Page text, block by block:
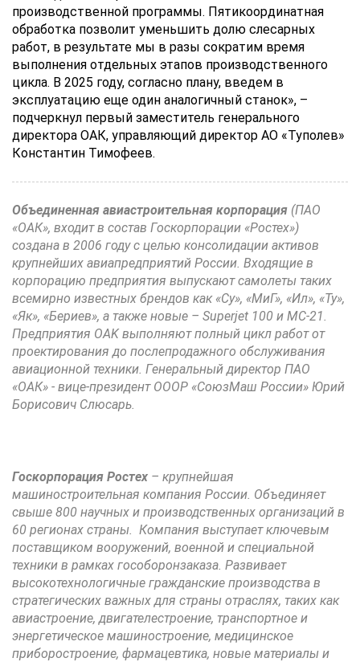
производственной программы. Пятикоординатная
обработка позволит уменьшить долю слесарных
работ, в результате мы в разы сократим время
выполнения отдельных этапов производственного
цикла. В 2025 году, согласно плану, введем в
эксплуатацию еще один аналогичный станок», –
подчеркнул первый заместитель генерального
директора ОАК, управляющий директор АО «Туполев»
Константин Тимофеев.
Объединенная авиастроительная корпорация (ПАО
«ОАК», входит в состав Госкорпорации «Ростех»)
создана в 2006 году с целью консолидации активов
крупнейших авиапредприятий России. Входящие в
корпорацию предприятия выпускают самолеты таких
всемирно известных брендов как «Су», «МиГ», «Ил», «Ту»,
«Як», «Бериев», а также новые – Superjet 100 и МС-21.
Предприятия OAK выполняют полный цикл работ от
проектирования до послепродажного обслуживания
авиационной техники. Генеральный директор ПАО
«ОАК» - вице-президент ОООР «СоюзМаш России» Юрий
Борисович Слюсарь.
Госкорпорация Ростех – крупнейшая
машиностроительная компания России. Объединяет
свыше 800 научных и производственных организаций в
60 регионах страны. Компания выступает ключевым
поставщиком вооружений, военной и специальной
техники в рамках гособоронзаказа. Развивает
высокотехнологичные гражданские производства в
стратегических важных для страны отраслях, таких как
авиастроение, двигателестроение, транспортное и
энергетическое машиностроение, медицинское
приборостроение, фармацевтика, новые материалы и